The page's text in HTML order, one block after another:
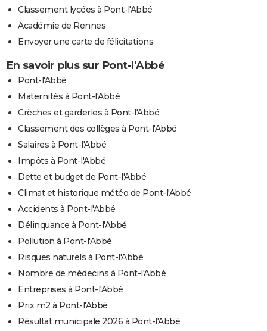
Classement lycées à Pont-l'Abbé
Académie de Rennes
Envoyer une carte de félicitations
En savoir plus sur Pont-l'Abbé
Pont-l'Abbé
Maternités à Pont-l'Abbé
Crèches et garderies à Pont-l'Abbé
Classement des collèges à Pont-l'Abbé
Salaires à Pont-l'Abbé
Impôts à Pont-l'Abbé
Dette et budget de Pont-l'Abbé
Climat et historique météo de Pont-l'Abbé
Accidents à Pont-l'Abbé
Délinquance à Pont-l'Abbé
Pollution à Pont-l'Abbé
Risques naturels à Pont-l'Abbé
Nombre de médecins à Pont-l'Abbé
Entreprises à Pont-l'Abbé
Prix m2 à Pont-l'Abbé
Résultat municipale 2026 à Pont-l'Abbé